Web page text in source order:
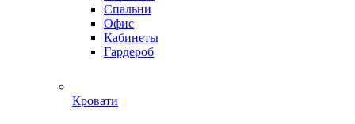
Спальни
Офис
Кабинеты
Гардероб
Кровати